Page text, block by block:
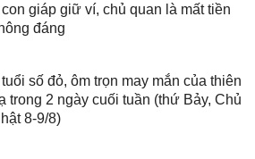
giáp giữ ví, chủ quan là mất tiền
đáng
số đỏ, ôm trọn may mắn của thiên
trong 2 ngày cuối tuần (thứ Bảy, Chủ
8-9/8)